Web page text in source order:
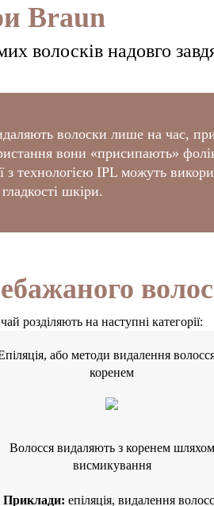
Braun
волосків надовго
волоски лише на час,
вони «присипають»
з технологією IPL можуть
шкіри.
розділяють на наступні категорії:
або методи видалення волосся
коренем
Волосся видаляють з коренем шляхом
висмикування
Приклади: епіляція, видалення